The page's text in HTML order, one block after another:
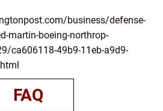
business/defense-
martin-boeing-northrop-
ca606118-49b9-11eb-a9d9-
FAQ